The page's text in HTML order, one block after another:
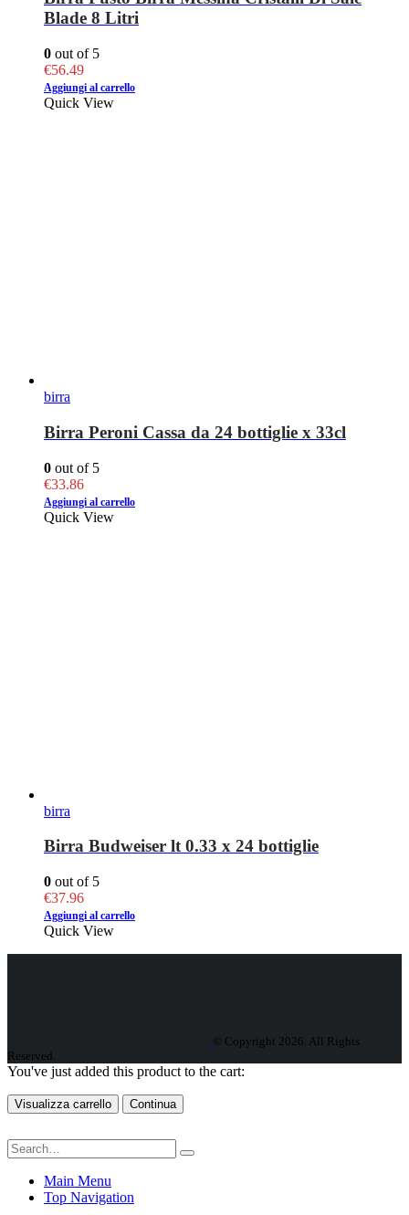
Blade 8 Litri
0 out of 5
€56.49
Aggiungi al carrello
Quick View
birra
Birra Peroni Cassa da 24 bottiglie x 33cl
0 out of 5
€33.86
Aggiungi al carrello
Quick View
birra
Birra Budweiser lt 0.33 x 24 bottiglie
0 out of 5
€37.96
Aggiungi al carrello
Quick View
© Copyright 2026. All Rights
Reserved.
You've just added this product to the cart:
Visualizza carrello Continua
Main Menu
Top Navigation